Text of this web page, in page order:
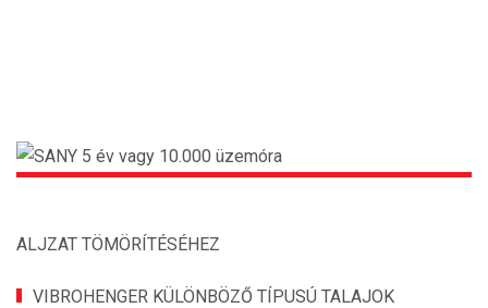
ALJZAT TÖMÖRÍTÉSÉHEZ
VIBROHENGER KÜLÖNBÖZŐ TÍPUSÚ TALAJOK